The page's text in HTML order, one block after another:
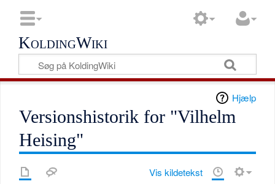
KoldingWiki
Hjælp
Versionshistorik for "Vilhelm
Heising"
Vis kildetekst